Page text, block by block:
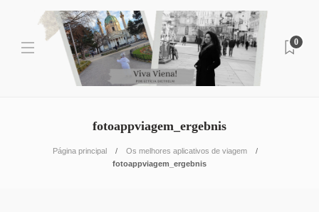
0
fotoappviagem_ergebnis
Página principal
Os melhores aplicativos de viagem
fotoappviagem_ergebnis